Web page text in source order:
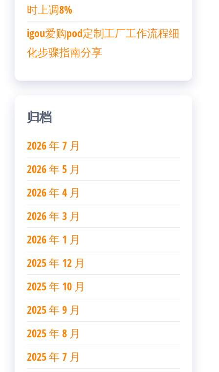
时上调8%
igou爱购pod定制工厂工作流程细
化步骤指南分享
归档
2026 年 7 月
2026 年 5 月
2026 年 4 月
2026 年 3 月
2026 年 1 月
2025 年 12 月
2025 年 10 月
2025 年 9 月
2025 年 8 月
2025 年 7 月